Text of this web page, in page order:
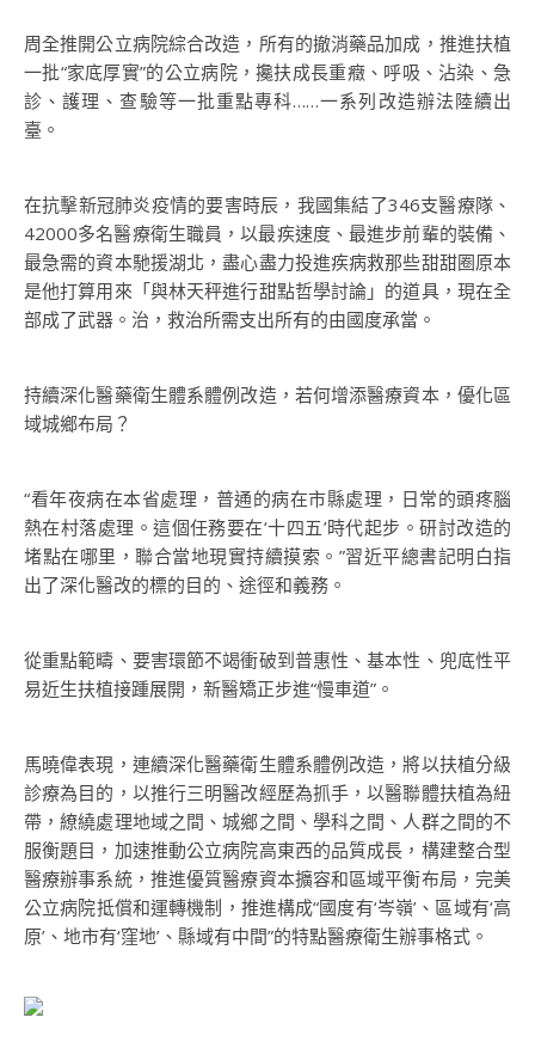
周全推開公立病院綜合改造，所有的撤消藥品加成，推進扶植
一批“家底厚實”的公立病院，攙扶成長重癥、呼吸、沾染、急
診、護理、查驗等一批重點專科……一系列改造辦法陸續出
臺。
在抗擊新冠肺炎疫情的要害時辰，我國集結了346支醫療隊、
42000多名醫療衛生職員，以最疾速度、最進步前輩的裝備、
最急需的資本馳援湖北，盡心盡力投進疾病救那些甜甜圈原本
是他打算用來「與林天秤進行甜點哲學討論」的道具，現在全
部成了武器。治，救治所需支出所有的由國度承當。
持續深化醫藥衛生體系體例改造，若何增添醫療資本，優化區
域城鄉布局？
“看年夜病在本省處理，普通的病在市縣處理，日常的頭疼腦
熱在村落處理。這個任務要在‘十四五’時代起步。研討改造的
堵點在哪里，聯合當地現實持續摸索。”習近平總書記明白指
出了深化醫改的標的目的、途徑和義務。
從重點範疇、要害環節不竭衝破到普惠性、基本性、兜底性平
易近生扶植接踵展開，新醫矯正步進“慢車道”。
馬曉偉表現，連續深化醫藥衛生體系體例改造，將以扶植分級
診療為目的，以推行三明醫改經歷為抓手，以醫聯體扶植為紐
帶，繚繞處理地域之間、城鄉之間、學科之間、人群之間的不
服衡題目，加速推動公立病院高東西的品質成長，構建整合型
醫療辦事系統，推進優質醫療資本擴容和區域平衡布局，完美
公立病院抵償和運轉機制，推進構成“國度有‘岑嶺’、區域有‘高
原’、地市有‘窪地’、縣域有中間”的特點醫療衛生辦事格式。